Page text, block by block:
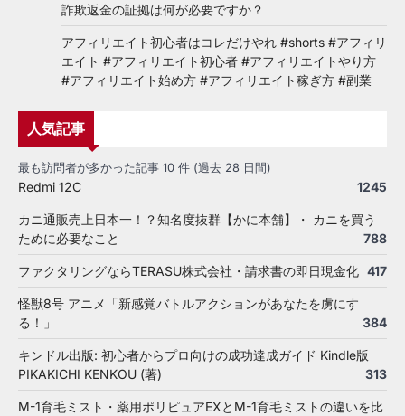
詐欺返金の証拠は何が必要ですか？
アフィリエイト初心者はコレだけやれ #shorts #アフィリ
エイト #アフィリエイト初心者 #アフィリエイトやり方
#アフィリエイト始め方 #アフィリエイト稼ぎ方 #副業
人気記事
最も訪問者が多かった記事 10 件 (過去 28 日間)
Redmi 12C 1245
カニ通販売上日本一！？知名度抜群【かに本舗】・ カニを買う
ために必要なこと
788
ファクタリングならTERASU株式会社・請求書の即日現金化 417
怪獣8号 アニメ「新感覚バトルアクションがあなたを虜にす
る！」
384
キンドル出版: 初心者からプロ向けの成功達成ガイド Kindle版
PIKAKICHI KENKOU (著)
313
M-1育毛ミスト・薬用ポリピュアEXとM-1育毛ミストの違いを比